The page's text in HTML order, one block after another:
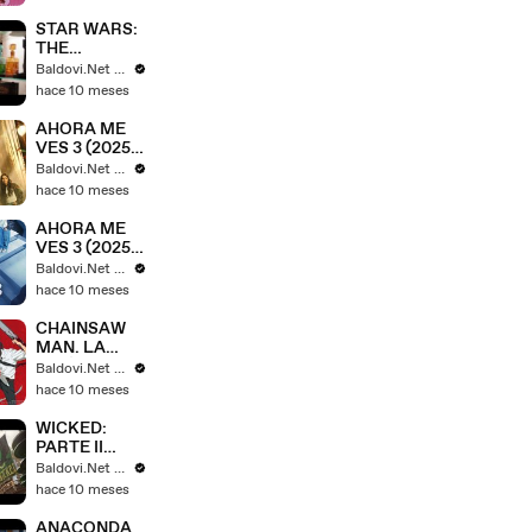
Tráiler
Español [HD]
🎞️🇪🇸
STAR WARS:
THE
MANDALORI
AN AND
(2026) -
Tráiler #1
Español [HD]
🎞️🇪🇸
Baldovi.Net - Tráilers y spots en español
hace 10 meses
AHORA ME
VES 3 (2025)
– Tráiler #2
Español [HD]
Baldovi.Net - Tráilers y spots en español
hace 10 meses
AHORA ME
VES 3 (2025)
– Tráiler #1
Español [HD]
Baldovi.Net - Tráilers y spots en español
hace 10 meses
CHAINSAW
MAN. LA
PELÍCULA -
EL ARCO DE
– Tráiler
Español [HD]
🎞️🇪🇸
Baldovi.Net - Tráilers y spots en español
hace 10 meses
WICKED:
PARTE II
(2025) -
Tráiler #2
🎞️🇪🇸
Baldovi.Net - Tráilers y spots en español
hace 10 meses